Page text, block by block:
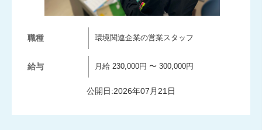
職種 環境関連企業の営業スタッフ
給与 月給 230,000円 〜 300,000円
公開日:2026年07月21日